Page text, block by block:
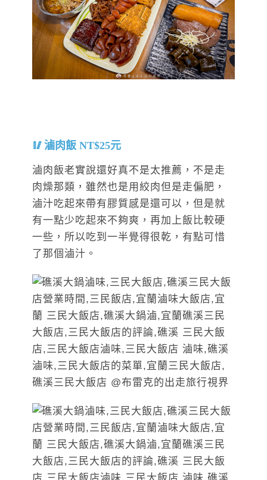
滷肉飯 NT$25元
滷肉飯老實說還好真不是太推薦，不是走
肉燥那類，雖然也是用絞肉但是走偏肥，
滷汁吃起來帶有膠質感是還可以，但是就
有一點少吃起來不夠爽，再加上飯比較硬
一些，所以吃到一半覺得很乾，有點可惜
了那個滷汁。